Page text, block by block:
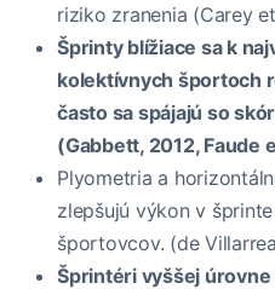
riziko zranenia (Carey
Šprinty blížiace sa k
kolektívnych športoch
často sa spájajú so
(Gabbett, 2012, Faude
Plyometria a
zlepšujú výkon v
športovcov. (de
Šprintéri vyššej